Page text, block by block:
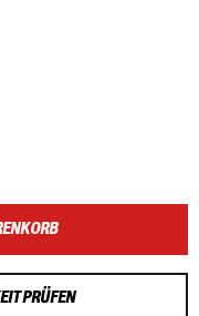
PRÜFEN